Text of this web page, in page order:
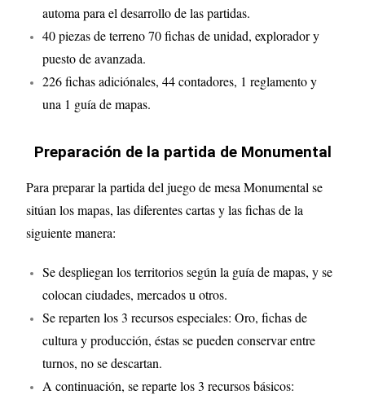
automa para el desarrollo de las partidas.
40 piezas de terreno 70 fichas de unidad, explorador y
puesto de avanzada.
226 fichas adiciónales, 44 contadores, 1 reglamento y
una 1 guía de mapas.
Preparación de la partida de Monumental
Para preparar la partida del juego de mesa Monumental se
sitúan los mapas, las diferentes cartas y las fichas de la
siguiente manera:
Se despliegan los territorios según la guía de mapas, y se
colocan ciudades, mercados u otros.
Se reparten los 3 recursos especiales: Oro, fichas de
cultura y producción, éstas se pueden conservar entre
turnos, no se descartan.
A continuación, se reparte los 3 recursos básicos: